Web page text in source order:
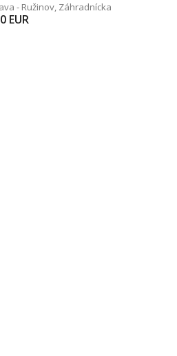
- Ružinov, Záhradnícka
EUR